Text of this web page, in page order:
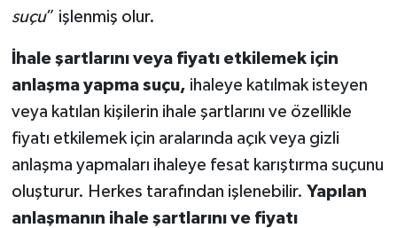
suçu” işlenmiş olur.
İhale şartlarını veya fiyatı etkilemek için
anlaşma yapma suçu, ihaleye katılmak isteyen
veya katılan kişilerin ihale şartlarını ve özellikle
fiyatı etkilemek için aralarında açık veya gizli
anlaşma yapmaları ihaleye fesat karıştırma suçunu
oluşturur. Herkes tarafından işlenebilir. Yapılan
anlaşmanın ihale şartlarını ve fiyatı